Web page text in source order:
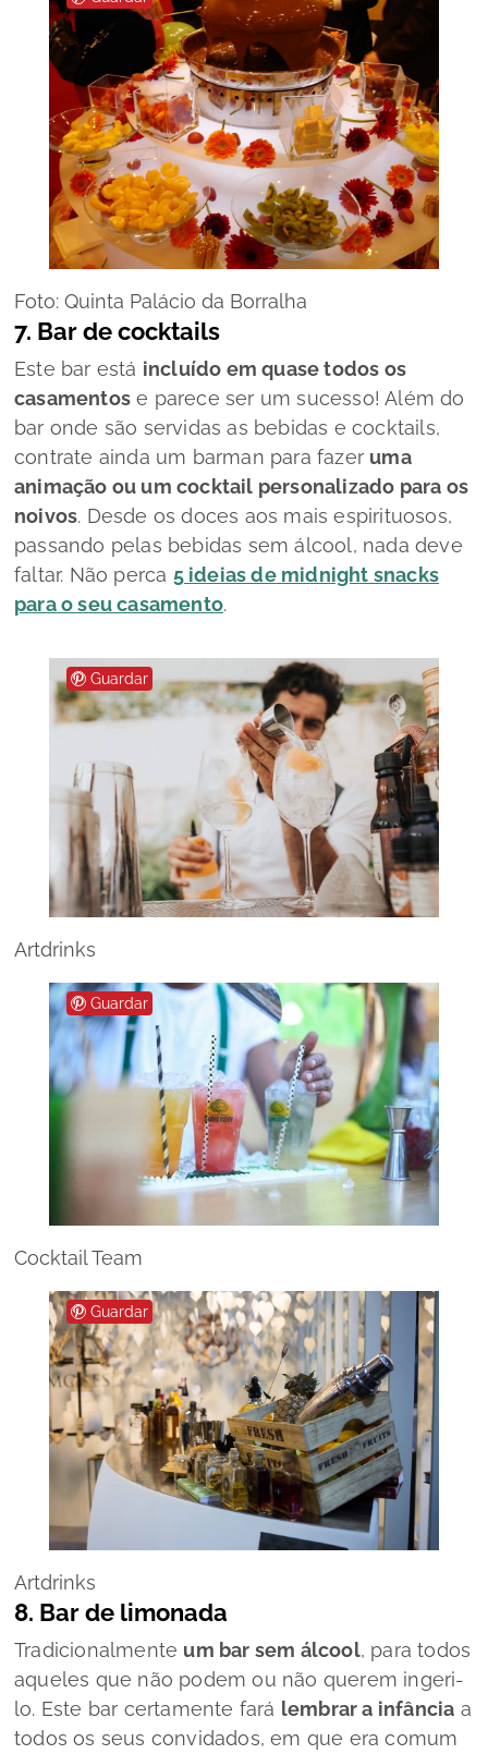
Foto: Quinta Palácio da Borralha
7. Bar decocktails
Este bar está incluído em quase todos os
casamentos e parece ser um sucesso! Além do
bar onde são servidas as bebidas ecocktails,
contrate ainda um barman para fazer uma
animação ou um cocktail personalizado para os
noivos. Desde os doces aos mais espirituosos,
passando pelas bebidas sem álcool, nada deve
faltar. Não perca 5 ideias demidnight snacks
para o seu casamento.
Guardar
Artdrinks
Guardar
Cocktail Team
Guardar
Artdrinks
8. Bar de limonada
Tradicionalmente um bar sem álcool, para todos
aqueles que não podem ou não querem ingeri-
lo. Este bar certamente fará lembrar a infância a
todos os seus convidados, em que era comum